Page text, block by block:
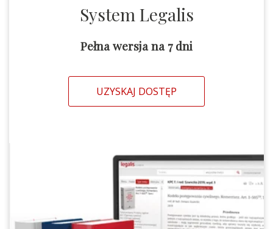
System Legalis
Pełna wersja na 7 dni
UZYSKAJ DOSTĘP